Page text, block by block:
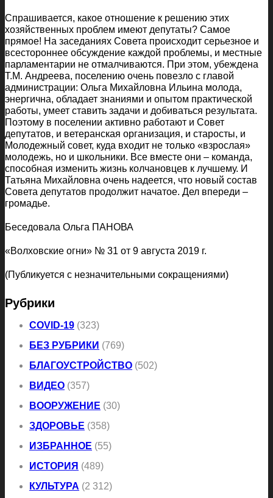
Спрашивается, какое отношение к решению этих
хозяйственных проблем имеют депутаты? Самое
прямое! На заседаниях Совета происходит серьезное и
всестороннее обсуждение каждой проблемы, и местные
парламентарии не отмалчиваются. При этом, убеждена
Т.М. Андреева, поселению очень повезло с главой
администрации: Ольга Михайловна Ильина молода,
энергична, обладает знаниями и опытом практической
работы, умеет ставить задачи и добиваться результата.
Поэтому в поселении активно работают и Совет
депутатов, и ветеранская организация, и старосты, и
Молодежный совет, куда входит не только «взрослая»
молодежь, но и школьники. Все вместе они – команда,
способная изменить жизнь колчановцев к лучшему. И
Татьяна Михайловна очень надеется, что новый состав
Совета депутатов продолжит начатое. Дел впереди –
громадье.
Беседовала Ольга ПАНОВА
«Волховские огни» № 31 от 9 августа 2019 г.
(Публикуется с незначительными сокращениями)
Рубрики
COVID-19 (323)
БЕЗ РУБРИКИ (769)
БЛАГОУСТРОЙСТВО (502)
ВИДЕО (357)
ВООРУЖЕНИЕ (30)
ЗДОРОВЬЕ (358)
ИЗБРАННОЕ (55)
ИСТОРИЯ (489)
КУЛЬТУРА (2 312)